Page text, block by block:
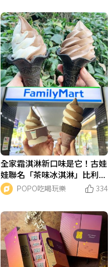
全家霜淇淋新口味是它！古娃
娃聯名「茶味冰淇淋」比利時
巧克力加碼買一送一！
POPO吃喝玩樂 334